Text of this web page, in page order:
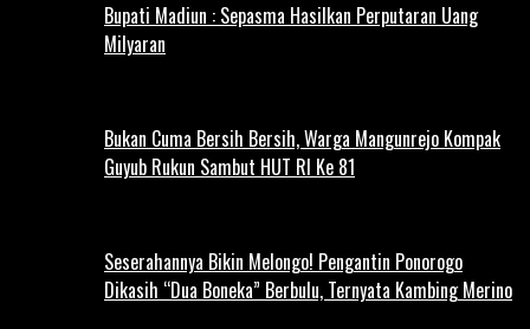
Bupati Madiun : Sepasma Hasilkan Perputaran Uang
Milyaran
Bukan Cuma Bersih Bersih, Warga Mangunrejo Kompak
Guyub Rukun Sambut HUT RI Ke 81
Seserahannya Bikin Melongo! Pengantin Ponorogo
Dikasih “Dua Boneka” Berbulu, Ternyata Kambing Merino